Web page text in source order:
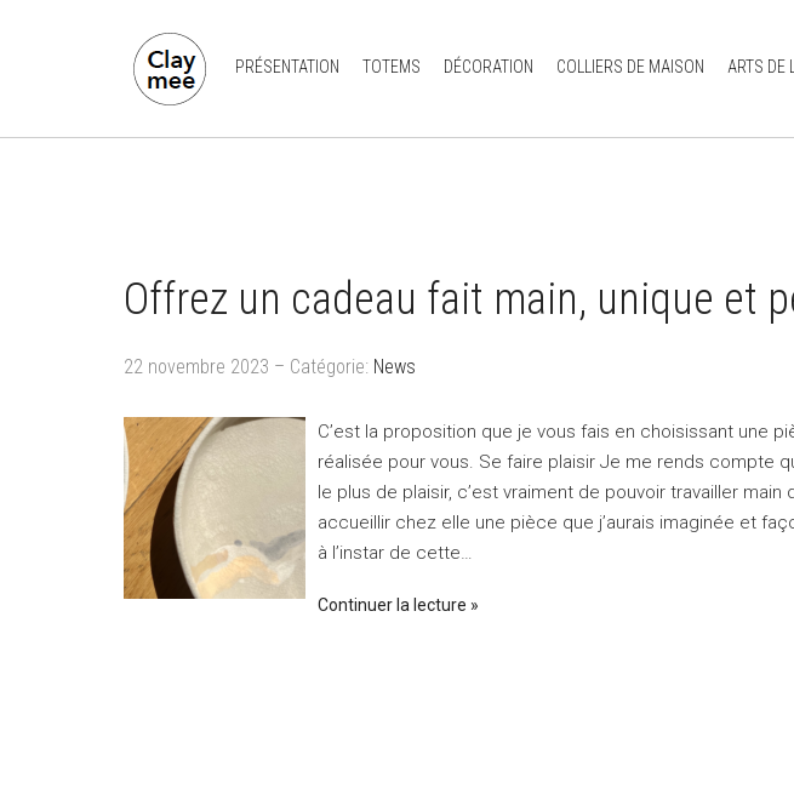
PRÉSENTATION TOTEMS DÉCORATION COLLIERS DE MAISON ARTS DE
Offrez un cadeau fait main, unique et
22 novembre 2023 – Catégorie: News
C’est la proposition que je vous fais en choisissant une
réalisée pour vous. Se faire plaisir Je me rends compte
le plus de plaisir, c’est vraiment de pouvoir travailler main
accueillir chez elle une pièce que j’aurais imaginée et
à l’instar de cette…
Continuer la lecture